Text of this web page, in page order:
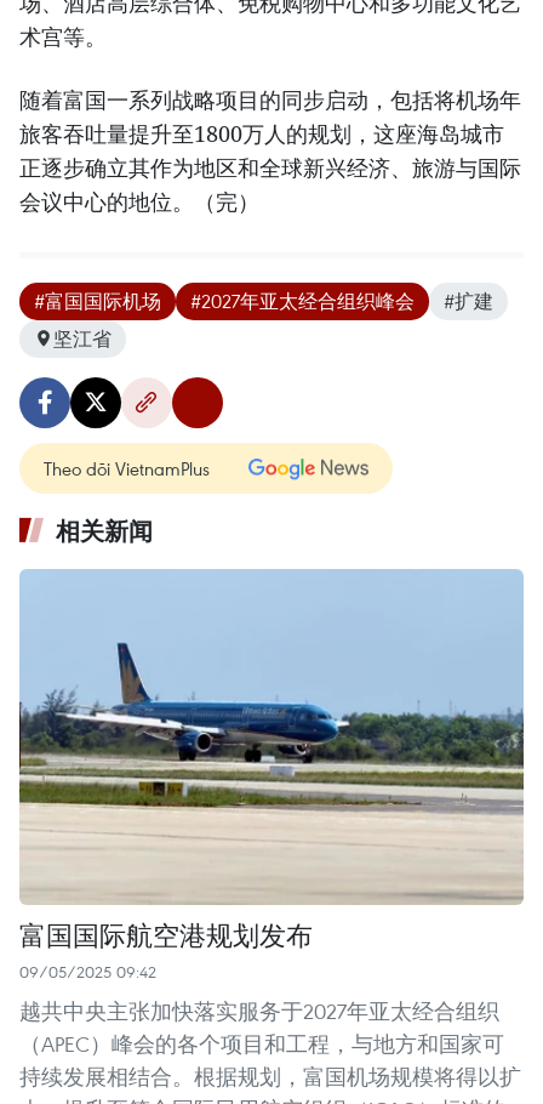
术宫等。
随着富国一系列战略项目的同步启动，包括将机场年
旅客吞吐量提升至1800万人的规划，这座海岛城市
正逐步确立其作为地区和全球新兴经济、旅游与国际
会议中心的地位。（完）
#富国国际机场 #2027年亚太经合组织峰会
#扩建
坚江省
Theo dõi VietnamPlus
相关新闻
富国国际航空港规划发布
09/05/2025 09:42
越共中央主张加快落实服务于2027年亚太经合组织
（APEC）峰会的各个项目和工程，与地方和国家可
持续发展相结合。根据规划，富国机场规模将得以扩